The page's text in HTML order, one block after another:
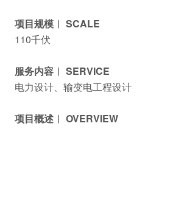
项目规模︱ SCALE
110千伏
服务内容︱ SERVICE
电力设计、输变电工程设计
项目概述︱ OVERVIEW